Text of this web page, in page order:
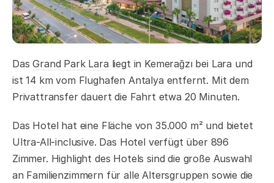
DasGrand Park Lara liegt in Kemerağzı bei Lara und
ist 14 km vom Flughafen Antalya entfernt. Mit dem
Privattransfer dauert die Fahrt etwa 20 Minuten.
Das Hotel hat eine Fläche von 35.000 m² und bietet
Ultra-All-inclusive. Das Hotel verfügt über 896
Zimmer. Highlight des Hotels sind die große Auswahl
an Familienzimmern für alle Altersgruppen sowie die